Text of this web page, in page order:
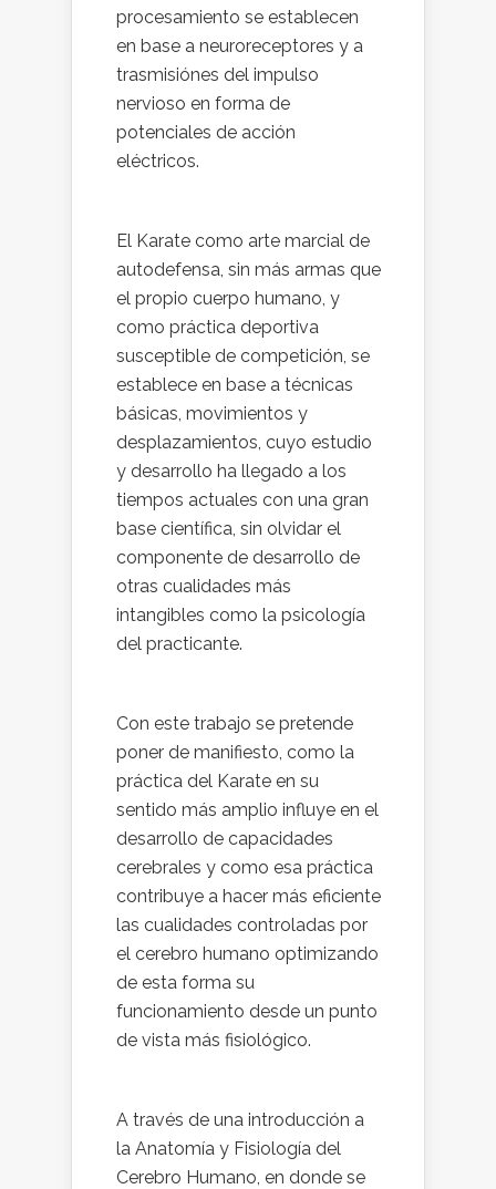
procesamiento se establecen
en base a neuroreceptores y a
trasmisiónes del impulso
nervioso en forma de
potenciales de acción
eléctricos.
El Karate como arte marcial de
autodefensa, sin más armas que
el propio cuerpo humano, y
como práctica deportiva
susceptible de competición, se
establece en base a técnicas
básicas, movimientos y
desplazamientos, cuyo estudio
y desarrollo ha llegado a los
tiempos actuales con una gran
base científica, sin olvidar el
componente de desarrollo de
otras cualidades más
intangibles como la psicología
del practicante.
Con este trabajo se pretende
poner de manifiesto, como la
práctica del Karate en su
sentido más amplio influye en el
desarrollo de capacidades
cerebrales y como esa práctica
contribuye a hacer más eficiente
las cualidades controladas por
el cerebro humano optimizando
de esta forma su
funcionamiento desde un punto
de vista más fisiológico.
A través de una introducción a
la Anatomía y Fisiología del
Cerebro Humano, en donde se